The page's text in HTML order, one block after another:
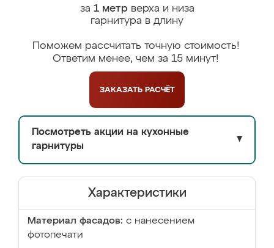
за 1 метрверха и низа
гарнитура в длину
Поможем рассчитать точную стоимость!
Ответим менее, чем за 15 минут!
ЗАКАЗАТЬ РАСЧЁТ
Посмотреть акции на кухонные
гарнитуры
▼
Характеристики
Материал фасадов: с нанесением
фотопечати